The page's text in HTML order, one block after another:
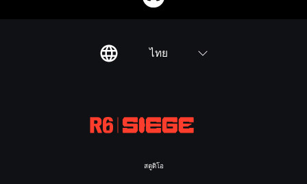
ไทย
สตูดิโอ